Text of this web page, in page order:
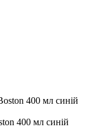
400 мл синій